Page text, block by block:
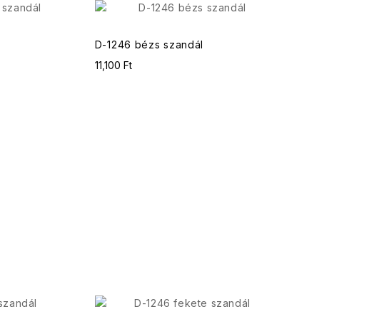
D-1246 bézs szandál
11,100 Ft